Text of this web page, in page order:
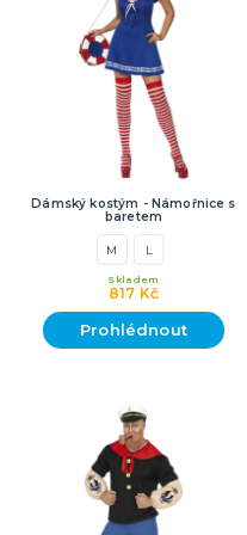
Dámský kostým - Námořnice s
baretem
M L
817 Kč
Skladem
Prohlédnout